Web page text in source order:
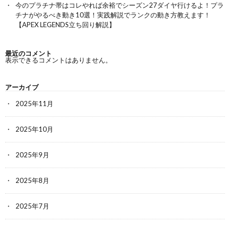
今のプラチナ帯はコレやれば余裕でシーズン27ダイヤ行けるよ！プラ
チナがやるべき動き10選！実践解説でランクの動き方教えます！
【APEX LEGENDS立ち回り解説】
最近のコメント
表示できるコメントはありません。
アーカイブ
2025年11月
2025年10月
2025年9月
2025年8月
2025年7月